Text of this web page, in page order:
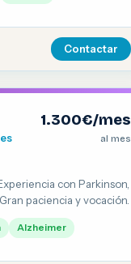
Contactar
1.300€/mes
al mes
con Parkinson,
paciencia y vocación.
Alzheimer